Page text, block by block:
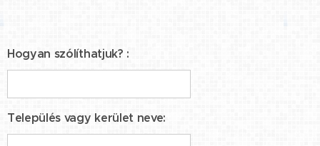
Hogyan szólíthatjuk? :
Település vagy kerület neve: